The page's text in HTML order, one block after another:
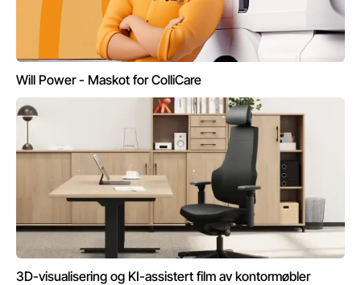
Will Power - Maskot for ColliCare
3D-visualisering og KI-assistert film av kontormøbler